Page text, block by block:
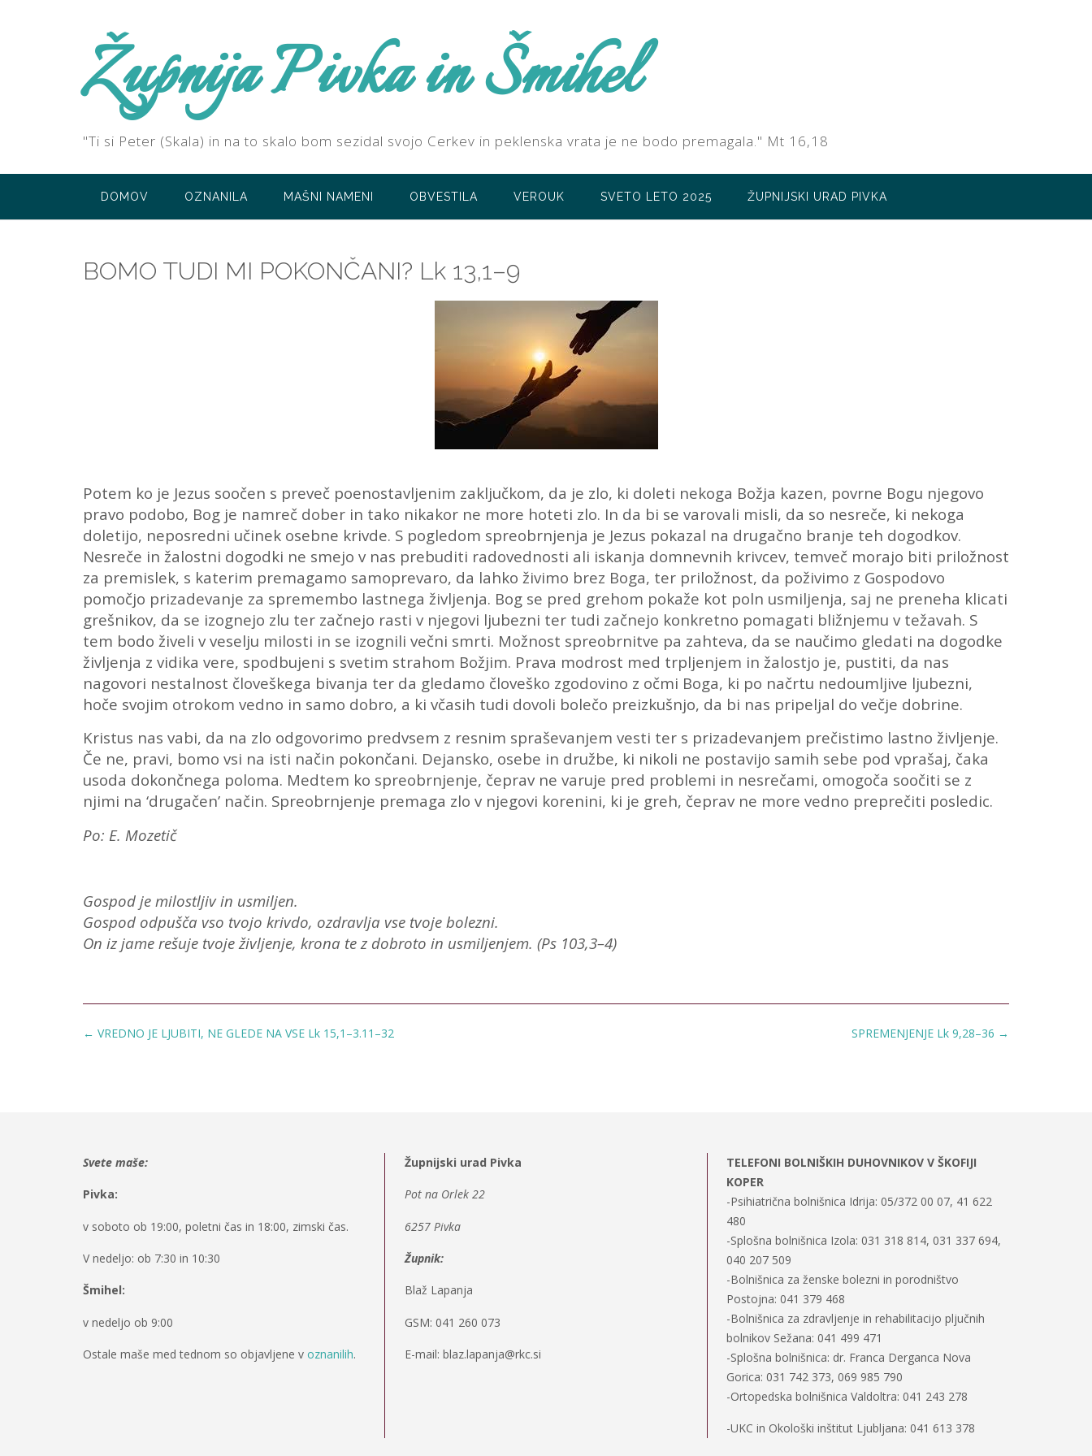
Župnija Pivka in Šmihel
"Ti si Peter (Skala) in na to skalo bom sezidal svojo Cerkev in peklenska vrata je ne bodo premagala." Mt 16,18
DOMOV OZNANILA MAŠNI NAMENI OBVESTILA VEROUK SVETO LETO 2025 ŽUPNIJSKI URAD PIVKA
BOMO TUDI MI POKONČANI? Lk 13,1–9
Potem ko je Jezus soočen s preveč poenostavljenim zaključkom, da je zlo, ki doleti nekoga Božja kazen, povrne Bogu njegovo
pravo podobo, Bog je namreč dober in tako nikakor ne more hoteti zlo. In da bi se varovali misli, da so nesreče, ki nekoga
doletijo, neposredni učinek osebne krivde. S pogledom spreobrnjenja je Jezus pokazal na drugačno branje teh dogodkov.
Nesreče in žalostni dogodki ne smejo v nas prebuditi radovednosti ali iskanja domnevnih krivcev, temveč morajo biti priložnost
za premislek, s katerim premagamo samoprevaro, da lahko živimo brez Boga, ter priložnost, da poživimo z Gospodovo
pomočjo prizadevanje za spremembo lastnega življenja. Bog se pred grehom pokaže kot poln usmiljenja, saj ne preneha klicati
grešnikov, da se izognejo zlu ter začnejo rasti v njegovi ljubezni ter tudi začnejo konkretno pomagati bližnjemu v težavah. S
tem bodo živeli v veselju milosti in se izognili večni smrti. Možnost spreobrnitve pa zahteva, da se naučimo gledati na dogodke
življenja z vidika vere, spodbujeni s svetim strahom Božjim. Prava modrost med trpljenjem in žalostjo je, pustiti, da nas
nagovori nestalnost človeškega bivanja ter da gledamo človeško zgodovino z očmi Boga, ki po načrtu nedoumljive ljubezni,
hoče svojim otrokom vedno in samo dobro, a ki včasih tudi dovoli bolečo preizkušnjo, da bi nas pripeljal do večje dobrine.
Kristus nas vabi, da na zlo odgovorimo predvsem z resnim spraševanjem vesti ter s prizadevanjem prečistimo lastno življenje.
Če ne, pravi, bomo vsi na isti način pokončani. Dejansko, osebe in družbe, ki nikoli ne postavijo samih sebe pod vprašaj, čaka
usoda dokončnega poloma. Medtem ko spreobrnjenje, čeprav ne varuje pred problemi in nesrečami, omogoča soočiti se z
njimi na ‘drugačen’ način. Spreobrnjenje premaga zlo v njegovi korenini, ki je greh, čeprav ne more vedno preprečiti posledic.
Po: E. Mozetič
Gospod je milostljiv in usmiljen.
Gospod odpušča vso tvojo krivdo, ozdravlja vse tvoje bolezni.
On iz jame rešuje tvoje življenje, krona te z dobroto in usmiljenjem. (Ps 103,3–4)
Post
SPREMENJENJE Lk 9,28–36 →
← VREDNO JE LJUBITI, NE GLEDE NA VSE Lk 15,1–3.11–32
Svete maše:
Pivka:
v soboto ob 19:00, poletni čas in 18:00, zimski čas.
V nedeljo: ob 7:30 in 10:30
Šmihel:
v nedeljo ob 9:00
Ostale maše med tednom so objavljene v oznanilih.
Župnijski urad Pivka
Pot na Orlek 22
6257 Pivka
Župnik:
Blaž Lapanja
GSM: 041 260 073
E-mail: blaz.lapanja@rkc.si
TELEFONI BOLNIŠKIH DUHOVNIKOV V ŠKOFIJI
KOPER
-Psihiatrična bolnišnica Idrija: 05/372 00 07, 41 622
480
-Splošna bolnišnica Izola: 031 318 814, 031 337 694,
040 207 509
-Bolnišnica za ženske bolezni in porodništvo
Postojna: 041 379 468
-Bolnišnica za zdravljenje in rehabilitacijo pljučnih
bolnikov Sežana: 041 499 471
-Splošna bolnišnica: dr. Franca Derganca Nova
Gorica: 031 742 373, 069 985 790
-Ortopedska bolnišnica Valdoltra: 041 243 278
-UKC in Okološki inštitut Ljubljana: 041 613 378